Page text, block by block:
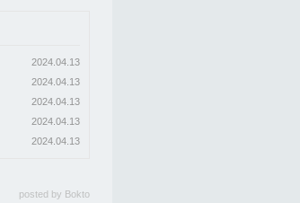
2024.04.13
2024.04.13
2024.04.13
2024.04.13
2024.04.13
posted by Bokto